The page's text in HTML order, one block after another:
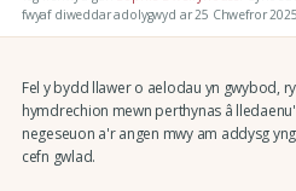
fwyaf diweddar adolygwyd ar 25 Chwefror
Fel y bydd llawer o aelodau yn gwybod,
hymdrechion mewn perthynas â
negeseuon a'r angen mwy am addysg
cefn gwlad.